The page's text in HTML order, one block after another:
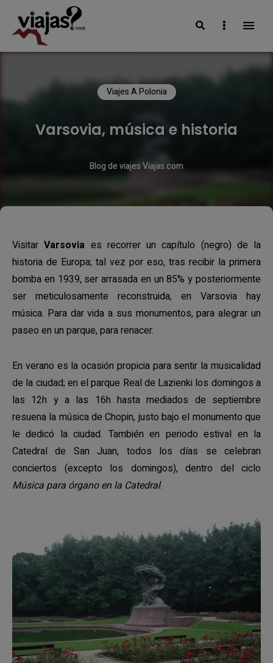
VIAJAS BLOG
SearchSidebar
Viajes A Polonia
Varsovia, música e historia
Blog de viajes Viajas.com
VisitarVarsovia es recorrer un capítulo (negro) de la
historia de Europa; tal vez por eso, tras recibir la primera
bomba en 1939, ser arrasada en un 85% y posteriormente
ser meticulosamente reconstruida, en Varsovia hay
música. Para dar vida a sus monumentos, para alegrar un
paseo en un parque, para renacer.
En verano es la ocasión propicia para sentir la musicalidad
de la ciudad; en el parque Real de Lazienki los domingos a
las 12h y a las 16h hasta mediados de septiembre
resuena la música de Chopin, justo bajo el monumento que
le dedicó la ciudad. También en periodo estival en la
Catedral de San Juan, todos los días se celebran
conciertos (excepto los domingos), dentro del ciclo
Música para órgano en la Catedral.